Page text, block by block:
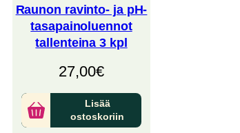
Raunon ravinto- ja pH-
tasapainoluennot
tallenteina 3 kpl
27,00€
Lisää
ostoskoriin